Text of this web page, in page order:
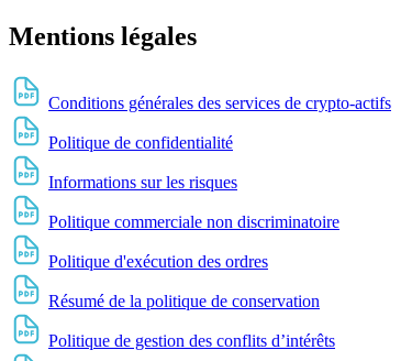
Mentions légales
Conditions générales des services de crypto-actifs
Politique de confidentialité
Informations sur les risques
Politique commerciale non discriminatoire
Politique d'exécution des ordres
Résumé de la politique de conservation
Politique de gestion des conflits d’intérêts